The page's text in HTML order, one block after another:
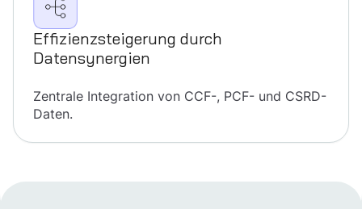
Effizienzsteigerung durch
Datensynergien
Zentrale Integration von CCF-, PCF- und CSRD-
Daten.